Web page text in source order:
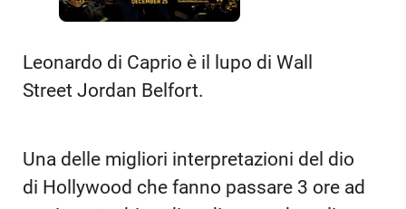
Leonardo di Caprio è il lupo di Wall
Street Jordan Belfort.
Una delle migliori interpretazioni del dio
di Hollywood che fanno passare 3 ore ad